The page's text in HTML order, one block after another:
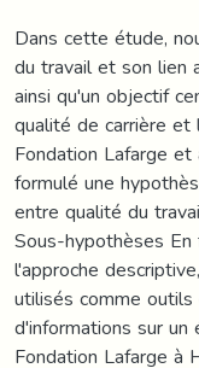
Dans cette étude,
du travail et son lien
ainsi qu'un objectif
qualité de carrière
Fondation Lafarge
formulé une
entre qualité du
Sous-hypothèses
l'approche
utilisés comme
d'informations sur
Fondation Lafarge à